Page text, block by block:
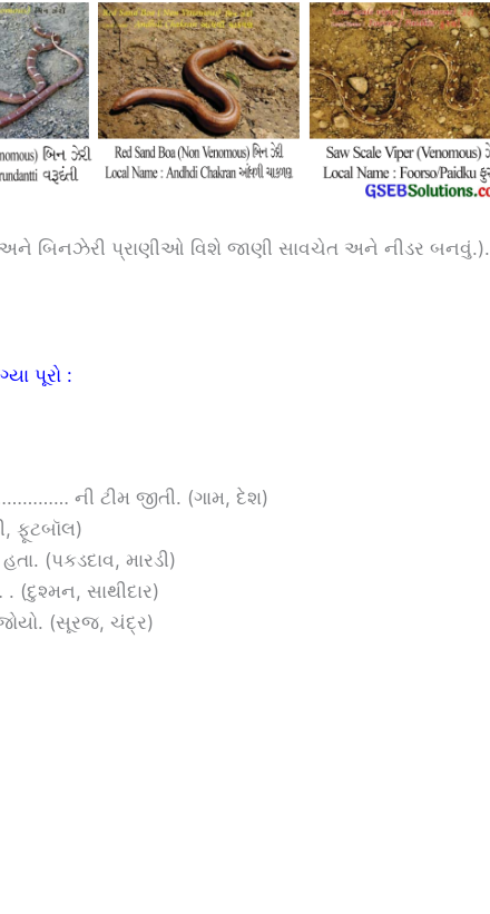
અને બિનઝેરી પ્રાણીઓ વિશે જાણી સાવચેત અને નીડર બનવું.).
પૂરો :
ની ટીમ જીતી. (ગામ, દેશ)
ફૂટબૉલ)
(પકડદાવ, મારડી)
(દુશ્મન, સાથીદાર)
(સૂરજ, ચંદ્ર)